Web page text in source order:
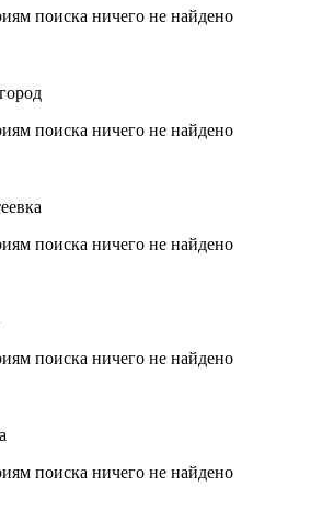
поиска ничего не найдено
поиска ничего не найдено
поиска ничего не найдено
поиска ничего не найдено
поиска ничего не найдено